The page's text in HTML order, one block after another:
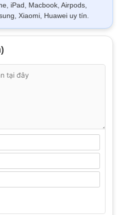
iPad, Macbook, Airpods,
Xiaomi, Huawei uy tín.